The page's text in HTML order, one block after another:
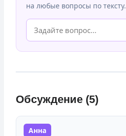
на любые вопросы по тексту.
Обсуждение (5)
Анна